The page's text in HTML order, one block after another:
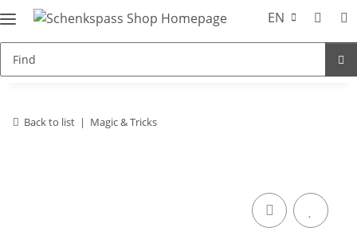
EN
Back to list Magic & Tricks